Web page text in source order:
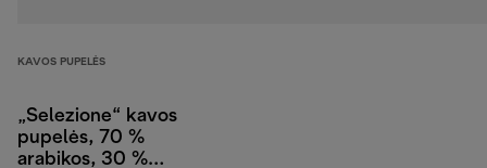
KAVOS PUPELĖS
„Selezione“ kavos
pupelės, 70 %
arabikos, 30 %